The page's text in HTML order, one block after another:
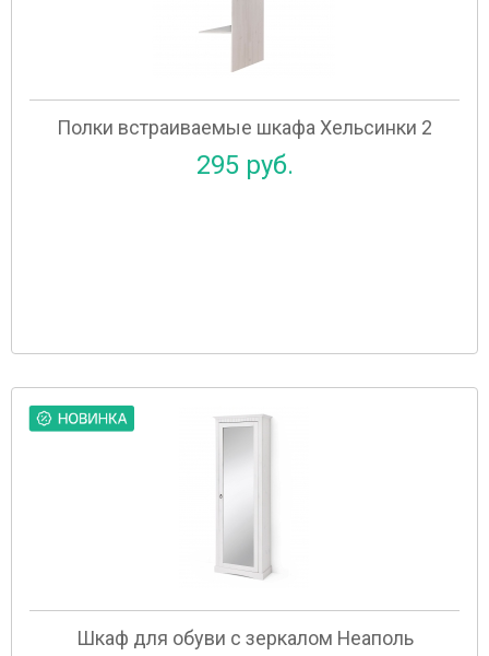
Полки встраиваемые шкафа Хельсинки 2
295 руб.
Шкаф для обуви с зеркалом Неаполь